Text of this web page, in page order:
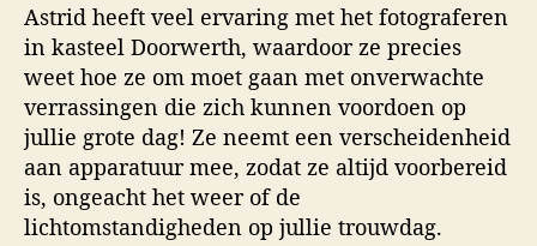
Astrid heeft veel ervaring met het fotograferen
in kasteel Doorwerth, waardoor ze precies
weet hoe ze om moet gaan met onverwachte
verrassingen die zich kunnen voordoen op
jullie grote dag! Ze neemt een verscheidenheid
aan apparatuur mee, zodat ze altijd voorbereid
is, ongeacht het weer of de
lichtomstandigheden op jullie trouwdag.